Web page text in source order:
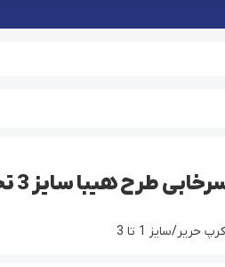
هیبا سایز 3 تخفیفی 002
سایز 1 تا 3